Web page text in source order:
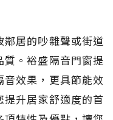
居的吵雜聲或街道
質。裕盛隔音門窗提
效果，更具節能效
升居家舒適度的首